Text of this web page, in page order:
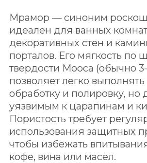
Мрамор — синоним
идеален для ванных
декоративных стен и
порталов. Его мягкость по
твердости Мооса (обычно
позволяет легко
обработку и полировку, но
уязвимым к царапинам и
Пористость требует
использования защитных
чтобы избежать
кофе, вина или масел.